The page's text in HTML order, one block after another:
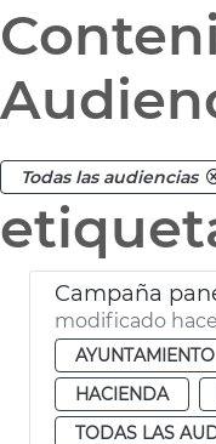
Todas las audiencias
Campaña
modificado
AYUNTAMIENTO
HACIENDA
TODAS LAS